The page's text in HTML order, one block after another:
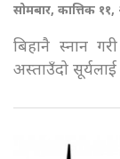
सोमबार, कात्तिक ११,
बिहानै स्नान
अस्ताउँदो सूर्यलाई